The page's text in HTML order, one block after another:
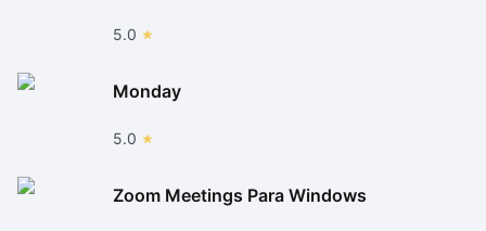
5.0
Monday
5.0
Zoom Meetings Para Windows